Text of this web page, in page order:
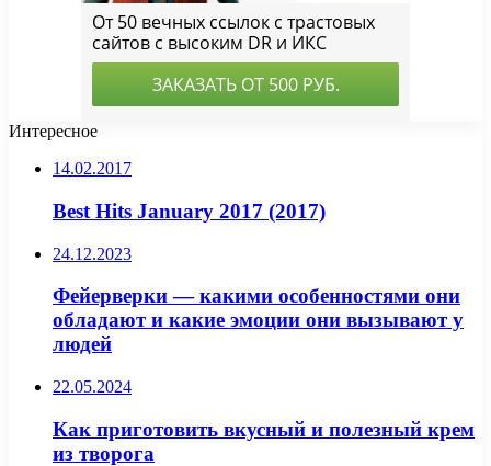
Интересное
14.02.2017
Best Hits January 2017 (2017)
24.12.2023
Фейерверки — какими особенностями они
обладают и какие эмоции они вызывают у
людей
22.05.2024
Как приготовить вкусный и полезный крем
из творога